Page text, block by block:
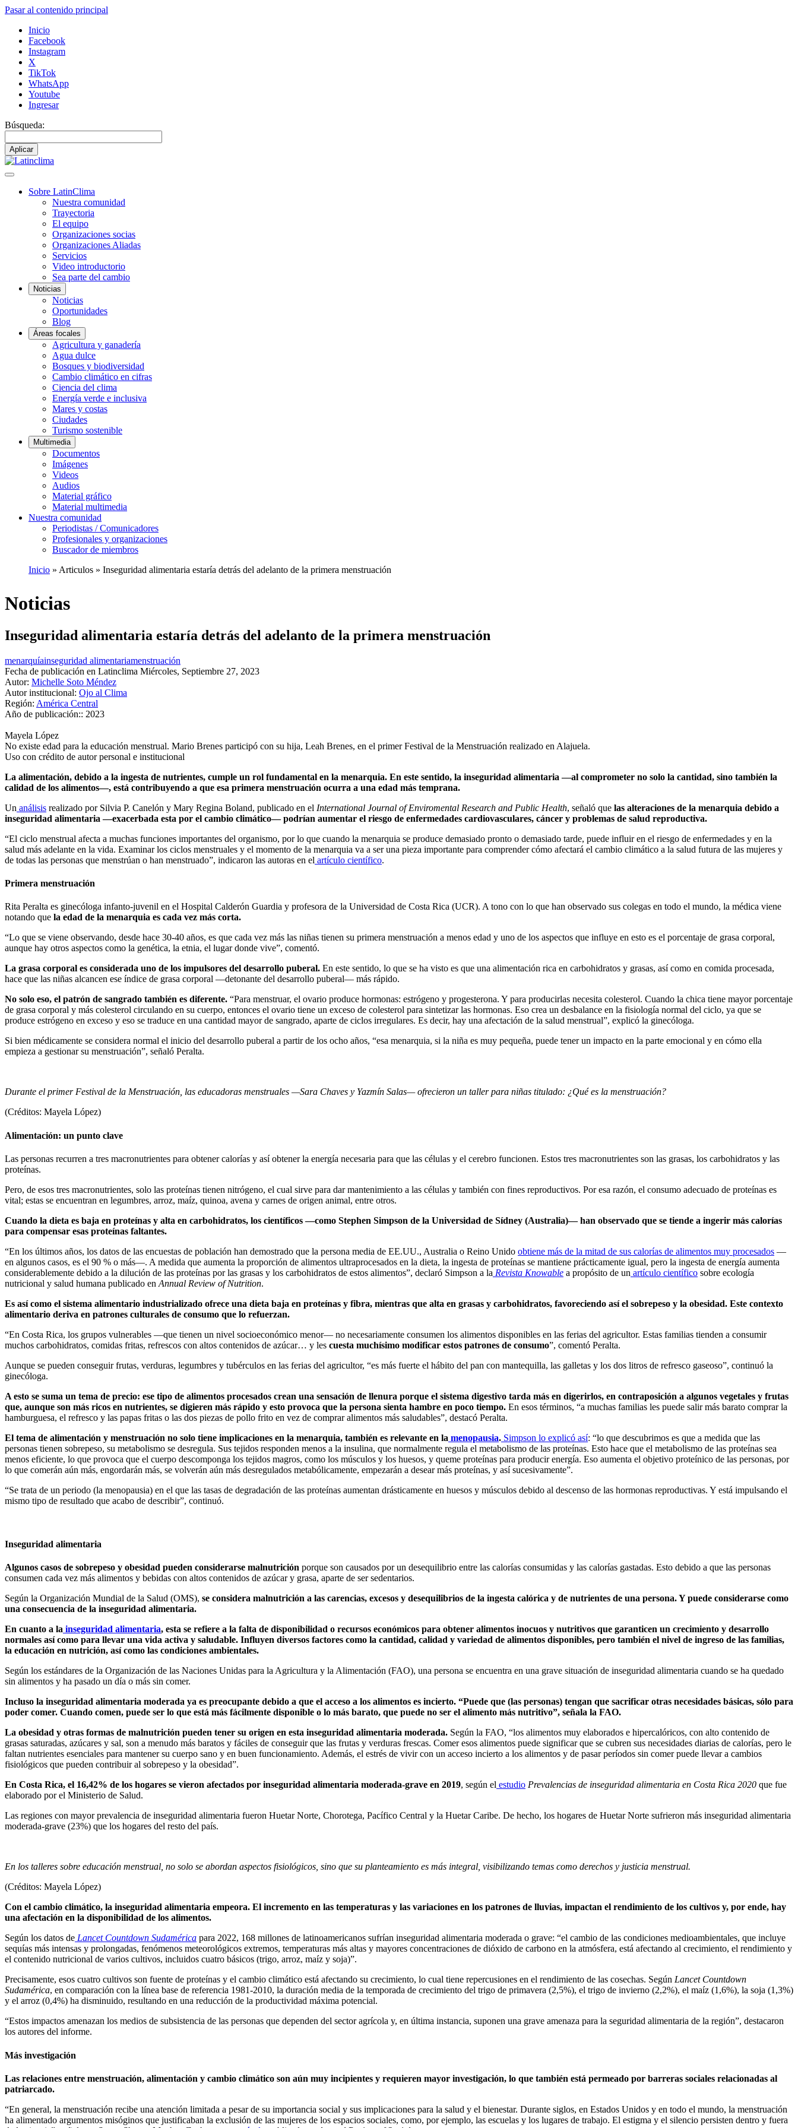
Pasar al contenido principal
Inicio
Facebook
Instagram
X
TikTok
WhatsApp
Youtube
Ingresar
Búsqueda:
Navegación
Sobre LatinClima
Nuestra comunidad
Trayectoria
El equipo
Organizaciones socias
Organizaciones Aliadas
Servicios
Video introductorio
Sea parte del cambio
Noticias
Noticias
Oportunidades
Blog
Áreas focales
Agricultura y ganadería
Agua dulce
Bosques y biodiversidad
Cambio climático en cifras
Ciencia del clima
Energía verde e inclusiva
Mares y costas
Ciudades
Turismo sostenible
Multimedia
Documentos
Imágenes
Videos
Audios
Material gráfico
Material multimedia
Nuestra comunidad
Periodistas / Comunicadores
Profesionales y organizaciones
Buscador de miembros
de
Inicio Articulos Inseguridad alimentaria estaría detrás del adelanto de la primera menstruación
Noticias
Inseguridad alimentaria estaría detrás del adelanto de la primera menstruación
menarquíainseguridad alimentariamenstruación
Fecha de publicación en Latinclima Miércoles, Septiembre 27, 2023
Autor: Michelle Soto Méndez
Autor institucional: Ojo al Clima
Región: América Central
Año de publicación:: 2023
Mayela López
No existe edad para la educación menstrual. Mario Brenes participó con su hija, Leah Brenes, en el primer Festival de la Menstruación realizado en Alajuela.
Uso con crédito de autor personal e institucional
La alimentación, debido a la ingesta de nutrientes, cumple un rol fundamental en la menarquia. En este sentido, la inseguridad alimentaria —al comprometer no solo la cantidad, sino también la
calidad de los alimentos—, está contribuyendo a que esa primera menstruación ocurra a una edad más temprana.
Un análisis realizado por Silvia P. Canelón y Mary Regina Boland, publicado en el International Journal of Enviromental Research and Public Health, señaló que las alteraciones de la menarquia debido a
inseguridad alimentaria —exacerbada esta por el cambio climático— podrían aumentar el riesgo de enfermedades cardiovasculares, cáncer y problemas de salud reproductiva.
“El ciclo menstrual afecta a muchas funciones importantes del organismo, por lo que cuando la menarquia se produce demasiado pronto o demasiado tarde, puede influir en el riesgo de enfermedades y en la
salud más adelante en la vida. Examinar los ciclos menstruales y el momento de la menarquia va a ser una pieza importante para comprender cómo afectará el cambio climático a la salud futura de las mujeres y
de todas las personas que menstrúan o han menstruado”, indicaron las autoras en el artículo científico.
Primera menstruación
Rita Peralta es ginecóloga infanto-juvenil en el Hospital Calderón Guardia y profesora de la Universidad de Costa Rica (UCR). A tono con lo que han observado sus colegas en todo el mundo, la médica viene
notando que la edad de la menarquia es cada vez más corta.
“Lo que se viene observando, desde hace 30-40 años, es que cada vez más las niñas tienen su primera menstruación a menos edad y uno de los aspectos que influye en esto es el porcentaje de grasa corporal,
aunque hay otros aspectos como la genética, la etnia, el lugar donde vive”, comentó.
La grasa corporal es considerada uno de los impulsores del desarrollo puberal. En este sentido, lo que se ha visto es que una alimentación rica en carbohidratos y grasas, así como en comida procesada,
hace que las niñas alcancen ese índice de grasa corporal —detonante del desarrollo puberal— más rápido.
No solo eso, el patrón de sangrado también es diferente. “Para menstruar, el ovario produce hormonas: estrógeno y progesterona. Y para producirlas necesita colesterol. Cuando la chica tiene mayor porcentaje
de grasa corporal y más colesterol circulando en su cuerpo, entonces el ovario tiene un exceso de colesterol para sintetizar las hormonas. Eso crea un desbalance en la fisiología normal del ciclo, ya que se
produce estrógeno en exceso y eso se traduce en una cantidad mayor de sangrado, aparte de ciclos irregulares. Es decir, hay una afectación de la salud menstrual”, explicó la ginecóloga.
Si bien médicamente se considera normal el inicio del desarrollo puberal a partir de los ocho años, “esa menarquia, si la niña es muy pequeña, puede tener un impacto en la parte emocional y en cómo ella
empieza a gestionar su menstruación”, señaló Peralta.
Durante el primer Festival de la Menstruación, las educadoras menstruales —Sara Chaves y Yazmín Salas— ofrecieron un taller para niñas titulado: ¿Qué es la menstruación?
(Créditos: Mayela López)
Alimentación: un punto clave
Las personas recurren a tres macronutrientes para obtener calorías y así obtener la energía necesaria para que las células y el cerebro funcionen. Estos tres macronutrientes son las grasas, los carbohidratos y las
proteínas.
Pero, de esos tres macronutrientes, solo las proteínas tienen nitrógeno, el cual sirve para dar mantenimiento a las células y también con fines reproductivos. Por esa razón, el consumo adecuado de proteínas es
vital; estas se encuentran en legumbres, arroz, maíz, quinoa, avena y carnes de origen animal, entre otros.
Cuando la dieta es baja en proteínas y alta en carbohidratos, los científicos —como Stephen Simpson de la Universidad de Sídney (Australia)— han observado que se tiende a ingerir más calorías
para compensar esas proteínas faltantes.
“En los últimos años, los datos de las encuestas de población han demostrado que la persona media de EE.UU., Australia o Reino Unido obtiene más de la mitad de sus calorías de alimentos muy procesados —
en algunos casos, es el 90 % o más—. A medida que aumenta la proporción de alimentos ultraprocesados en la dieta, la ingesta de proteínas se mantiene prácticamente igual, pero la ingesta de energía aumenta
considerablemente debido a la dilución de las proteínas por las grasas y los carbohidratos de estos alimentos”, declaró Simpson a la Revista Knowable a propósito de un artículo científico sobre ecología
nutricional y salud humana publicado en Annual Review of Nutrition.
Es así como el sistema alimentario industrializado ofrece una dieta baja en proteínas y fibra, mientras que alta en grasas y carbohidratos, favoreciendo así el sobrepeso y la obesidad. Este contexto
alimentario deriva en patrones culturales de consumo que lo refuerzan.
“En Costa Rica, los grupos vulnerables —que tienen un nivel socioeconómico menor— no necesariamente consumen los alimentos disponibles en las ferias del agricultor. Estas familias tienden a consumir
muchos carbohidratos, comidas fritas, refrescos con altos contenidos de azúcar… y les cuesta muchísimo modificar estos patrones de consumo”, comentó Peralta.
Aunque se pueden conseguir frutas, verduras, legumbres y tubérculos en las ferias del agricultor, “es más fuerte el hábito del pan con mantequilla, las galletas y los dos litros de refresco gaseoso”, continuó la
ginecóloga.
A esto se suma un tema de precio: ese tipo de alimentos procesados crean una sensación de llenura porque el sistema digestivo tarda más en digerirlos, en contraposición a algunos vegetales y frutas
que, aunque son más ricos en nutrientes, se digieren más rápido y esto provoca que la persona sienta hambre en poco tiempo. En esos términos, “a muchas familias les puede salir más barato comprar la
hamburguesa, el refresco y las papas fritas o las dos piezas de pollo frito en vez de comprar alimentos más saludables”, destacó Peralta.
El tema de alimentación y menstruación no solo tiene implicaciones en la menarquia, también es relevante en la menopausia. Simpson lo explicó así: “lo que descubrimos es que a medida que las
personas tienen sobrepeso, su metabolismo se desregula. Sus tejidos responden menos a la insulina, que normalmente regula el metabolismo de las proteínas. Esto hace que el metabolismo de las proteínas sea
menos eficiente, lo que provoca que el cuerpo descomponga los tejidos magros, como los músculos y los huesos, y queme proteínas para producir energía. Eso aumenta el objetivo proteínico de las personas, por
lo que comerán aún más, engordarán más, se volverán aún más desregulados metabólicamente, empezarán a desear más proteínas, y así sucesivamente”.
“Se trata de un periodo (la menopausia) en el que las tasas de degradación de las proteínas aumentan drásticamente en huesos y músculos debido al descenso de las hormonas reproductivas. Y está impulsando el
mismo tipo de resultado que acabo de describir”, continuó.
Inseguridad alimentaria
Algunos casos de sobrepeso y obesidad pueden considerarse malnutrición porque son causados por un desequilibrio entre las calorías consumidas y las calorías gastadas. Esto debido a que las personas
consumen cada vez más alimentos y bebidas con altos contenidos de azúcar y grasa, aparte de ser sedentarios.
Según la Organización Mundial de la Salud (OMS), se considera malnutrición a las carencias, excesos y desequilibrios de la ingesta calórica y de nutrientes de una persona. Y puede considerarse como
una consecuencia de la inseguridad alimentaria.
En cuanto a la inseguridad alimentaria, esta se refiere a la falta de disponibilidad o recursos económicos para obtener alimentos inocuos y nutritivos que garanticen un crecimiento y desarrollo
normales así como para llevar una vida activa y saludable. Influyen diversos factores como la cantidad, calidad y variedad de alimentos disponibles, pero también el nivel de ingreso de las familias,
la educación en nutrición, así como las condiciones ambientales.
Según los estándares de la Organización de las Naciones Unidas para la Agricultura y la Alimentación (FAO), una persona se encuentra en una grave situación de inseguridad alimentaria cuando se ha quedado
sin alimentos y ha pasado un día o más sin comer.
Incluso la inseguridad alimentaria moderada ya es preocupante debido a que el acceso a los alimentos es incierto. “Puede que (las personas) tengan que sacrificar otras necesidades básicas, sólo para
poder comer. Cuando comen, puede ser lo que está más fácilmente disponible o lo más barato, que puede no ser el alimento más nutritivo”, señala la FAO.
La obesidad y otras formas de malnutrición pueden tener su origen en esta inseguridad alimentaria moderada. Según la FAO, “los alimentos muy elaborados e hipercalóricos, con alto contenido de
grasas saturadas, azúcares y sal, son a menudo más baratos y fáciles de conseguir que las frutas y verduras frescas. Comer esos alimentos puede significar que se cubren sus necesidades diarias de calorías, pero le
faltan nutrientes esenciales para mantener su cuerpo sano y en buen funcionamiento. Además, el estrés de vivir con un acceso incierto a los alimentos y de pasar períodos sin comer puede llevar a cambios
fisiológicos que pueden contribuir al sobrepeso y la obesidad”.
En Costa Rica, el 16,42% de los hogares se vieron afectados por inseguridad alimentaria moderada-grave en 2019, según el estudio Prevalencias de inseguridad alimentaria en Costa Rica 2020 que fue
elaborado por el Ministerio de Salud.
Las regiones con mayor prevalencia de inseguridad alimentaria fueron Huetar Norte, Chorotega, Pacífico Central y la Huetar Caribe. De hecho, los hogares de Huetar Norte sufrieron más inseguridad alimentaria
moderada-grave (23%) que los hogares del resto del país.
En los talleres sobre educación menstrual, no solo se abordan aspectos fisiológicos, sino que su planteamiento es más integral, visibilizando temas como derechos y justicia menstrual.
(Créditos: Mayela López)
Con el cambio climático, la inseguridad alimentaria empeora. El incremento en las temperaturas y las variaciones en los patrones de lluvias, impactan el rendimiento de los cultivos y, por ende, hay
una afectación en la disponibilidad de los alimentos.
Según los datos de Lancet Countdown Sudamérica para 2022, 168 millones de latinoamericanos sufrían inseguridad alimentaria moderada o grave: “el cambio de las condiciones medioambientales, que incluye
sequías más intensas y prolongadas, fenómenos meteorológicos extremos, temperaturas más altas y mayores concentraciones de dióxido de carbono en la atmósfera, está afectando al crecimiento, el rendimiento y
el contenido nutricional de varios cultivos, incluidos cuatro básicos (trigo, arroz, maíz y soja)”.
Precisamente, esos cuatro cultivos son fuente de proteínas y el cambio climático está afectando su crecimiento, lo cual tiene repercusiones en el rendimiento de las cosechas. Según Lancet Countdown
Sudamérica, en comparación con la línea base de referencia 1981-2010, la duración media de la temporada de crecimiento del trigo de primavera (2,5%), el trigo de invierno (2,2%), el maíz (1,6%), la soja (1,3%)
y el arroz (0,4%) ha disminuido, resultando en una reducción de la productividad máxima potencial.
“Estos impactos amenazan los medios de subsistencia de las personas que dependen del sector agrícola y, en última instancia, suponen una grave amenaza para la seguridad alimentaria de la región”, destacaron
los autores del informe.
Más investigación
Las relaciones entre menstruación, alimentación y cambio climático son aún muy incipientes y requieren mayor investigación, lo que también está permeado por barreras sociales relacionadas al
patriarcado.
“En general, la menstruación recibe una atención limitada a pesar de su importancia social y sus implicaciones para la salud y el bienestar. Durante siglos, en Estados Unidos y en todo el mundo, la menstruación
ha alimentado argumentos misóginos que justificaban la exclusión de las mujeres de los espacios sociales, como, por ejemplo, las escuelas y los lugares de trabajo. El estigma y el silencio persisten dentro y fuera